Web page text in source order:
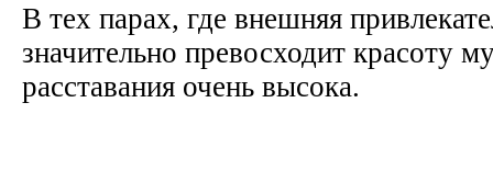
В тех парах, где внешняя
значительно превосходит красоту
расставания очень высока.